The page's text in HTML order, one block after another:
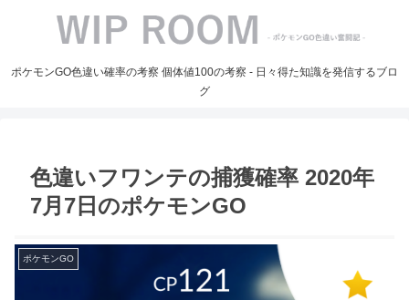
ポケモンGO色違い確率の考察 個体値100の考察 - 日々得た知識を発信するブロ
グ
色違いフワンテの捕獲確率 2020年
7月7日のポケモンGO
ポケモンGO